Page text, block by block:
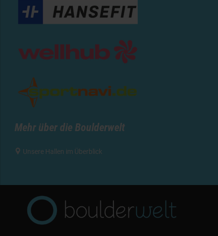
Mehr über die Boulderwelt
 Unsere Hallen im Überblick